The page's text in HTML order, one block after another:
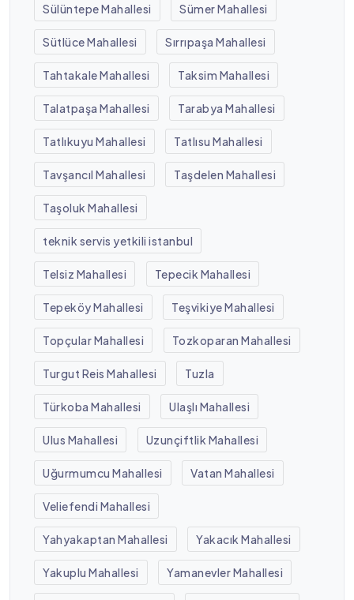
Sülüntepe Mahallesi Sümer Mahallesi
Sütlüce Mahallesi Sırrıpaşa Mahallesi
Tahtakale Mahallesi Taksim Mahallesi
Talatpaşa Mahallesi Tarabya Mahallesi
Tatlıkuyu Mahallesi Tatlısu Mahallesi
Tavşancıl Mahallesi Taşdelen Mahallesi
Taşoluk Mahallesi
teknik servis yetkili istanbul
Telsiz Mahallesi Tepecik Mahallesi
Tepeköy Mahallesi Teşvikiye Mahallesi
Topçular Mahallesi Tozkoparan Mahallesi
Turgut Reis Mahallesi Tuzla
Türkoba Mahallesi Ulaşlı Mahallesi
Ulus Mahallesi Uzunçiftlik Mahallesi
Uğurmumcu Mahallesi Vatan Mahallesi
Veliefendi Mahallesi
Yahyakaptan Mahallesi Yakacık Mahallesi
Yakuplu Mahallesi Yamanevler Mahallesi